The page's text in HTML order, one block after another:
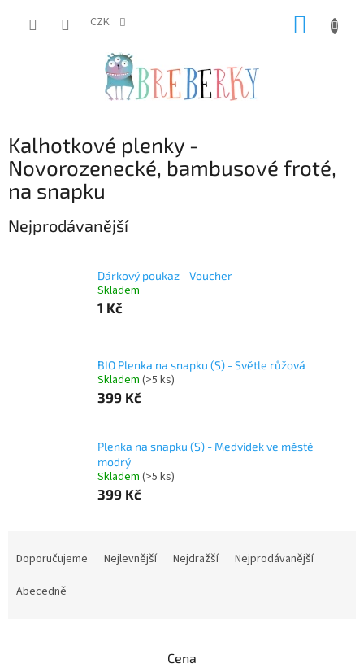
CZK
Kalhotkové plenky -
Novorozenecké, bambusové froté,
na snapku
Nejprodávanější
Dárkový poukaz - Voucher
Skladem
1 Kč
BIO Plenka na snapku (S) - Světle růžová
Skladem (>5 ks)
399 Kč
Plenka na snapku (S) - Medvídek ve městě
modrý
Skladem (>5 ks)
399 Kč
Doporučujeme Nejlevnější Nejdražší
Nejprodávanější
Abecedně
Cena